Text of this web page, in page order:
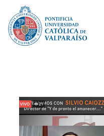
PUCV Internacional
Vinculación con el Medio